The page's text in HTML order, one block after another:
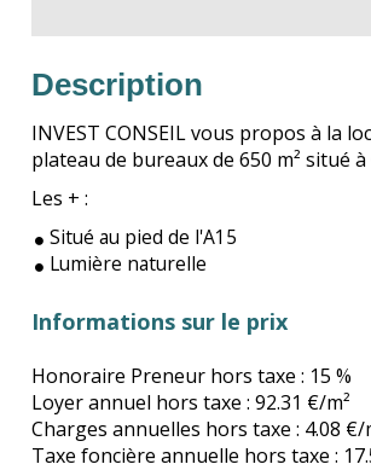
Description
INVEST CONSEIL vous propos à la
plateau de bureaux de 650 m² situé à
Les + :
Situé au pied de l'A15
Lumière naturelle
Informations sur le prix
Honoraire Preneur hors taxe : 15 %
Loyer annuel hors taxe : 92.31 €/m²
Charges annuelles hors taxe : 4.08 €/
Taxe foncière annuelle hors taxe :